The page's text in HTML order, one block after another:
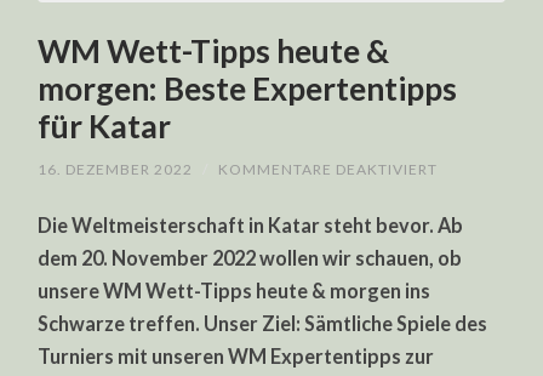
WM Wett-Tipps heute &
morgen: Beste Expertentipps
für Katar
16. DEZEMBER 2022 KOMMENTARE DEAKTIVIERT
TIPPS
&
FÜR
Die Weltmeisterschaft in Katar steht bevor. Ab
dem 20. November 2022 wollen wir schauen, ob
unsere WM Wett-Tipps heute & morgen ins
Schwarze treffen. Unser Ziel: Sämtliche Spiele des
Turniers mit unseren WM Expertentipps zur